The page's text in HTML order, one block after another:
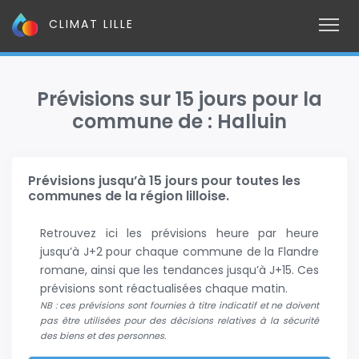
CLIMAT LILLE
Prévisions sur 15 jours pour la
commune de : Halluin
Prévisions jusqu’à 15 jours pour toutes les
communes de la région lilloise.
Retrouvez ici les prévisions heure par heure
jusqu’à J+2 pour chaque commune de la Flandre
romane, ainsi que les tendances jusqu’à J+15. Ces
prévisions sont réactualisées chaque matin.
NB : ces prévisions sont fournies à titre indicatif et ne doivent
pas être utilisées pour des décisions relatives à la sécurité
des biens et des personnes.